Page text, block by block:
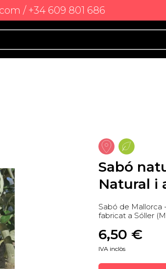
/ +34 609 801 686
Sabó
Natural i
Sabó de Mallorca
fabricat a Sóller
6,50 €
IVA inclòs